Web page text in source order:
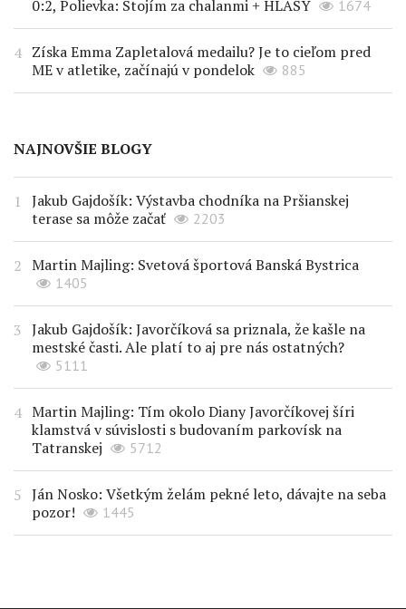
0:2, Polievka: Stojím za chalanmi + HLASY
1674
Získa Emma Zapletalová medailu? Je to cieľom pred
ME v atletike, začínajú v pondelok
885
NAJNOVŠIE BLOGY
Jakub Gajdošík: Výstavba chodníka na Pršianskej
terase sa môže začať
2203
Martin Majling: Svetová športová Banská Bystrica
1405
Jakub Gajdošík: Javorčíková sa priznala, že kašle na
mestské časti. Ale platí to aj pre nás ostatných?
5111
Martin Majling: Tím okolo Diany Javorčíkovej šíri
klamstvá v súvislosti s budovaním parkovísk na
Tatranskej
5712
Ján Nosko: Všetkým želám pekné leto, dávajte na seba
pozor!
1445